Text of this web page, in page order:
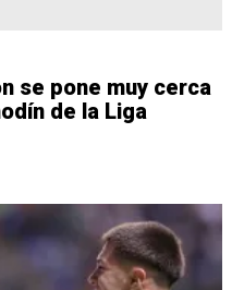
se pone muy cerca
de la Liga